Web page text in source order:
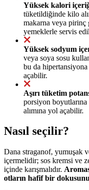
Yüksek kalori
tüketildiğinde kilo
makarna veya pirinç
yemeklerle servis
Yüksek sodyum
veya soya sosu
bu da
açabilir.
Aşırı tüketim
porsiyon
alımına yol açabilir.
Nasıl seçilir?
Dana straganof, yumuşak
içermelidir; sos kremsi ve
içinde karışmalıdır.
otların hafif bir dokusunu